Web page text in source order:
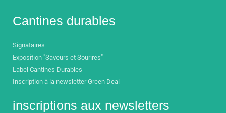
Cantines durables
Signataires
Exposition "Saveurs et Sourires"
Label Cantines Durables
Inscription à la newsletter Green Deal
inscriptions aux newsletters